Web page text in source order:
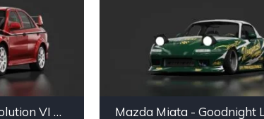
Mitsubishi Lancer Evolution VI GSR T.M. EDITION Mazda Miata - Goodnight